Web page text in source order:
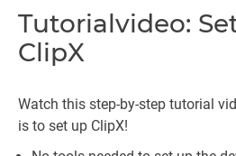
Tutorialvideo:
ClipX
Watch this step-by-step tutorial
is to set up ClipX!